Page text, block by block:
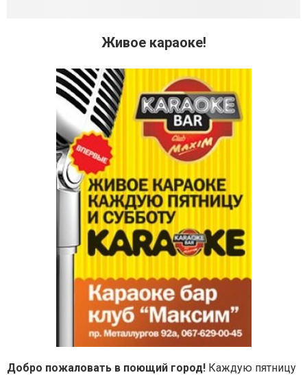
Живое караоке!
Добро пожаловать в поющий город! Каждую пятницу